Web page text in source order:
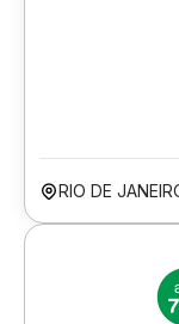
RIO DE